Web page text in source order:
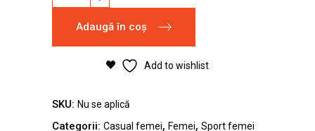
Ellese
Platform
Adaugă în coș
Add to wishlist
SKU: Nu se aplică
Categorii: Casual femei, Femei, Sport femei